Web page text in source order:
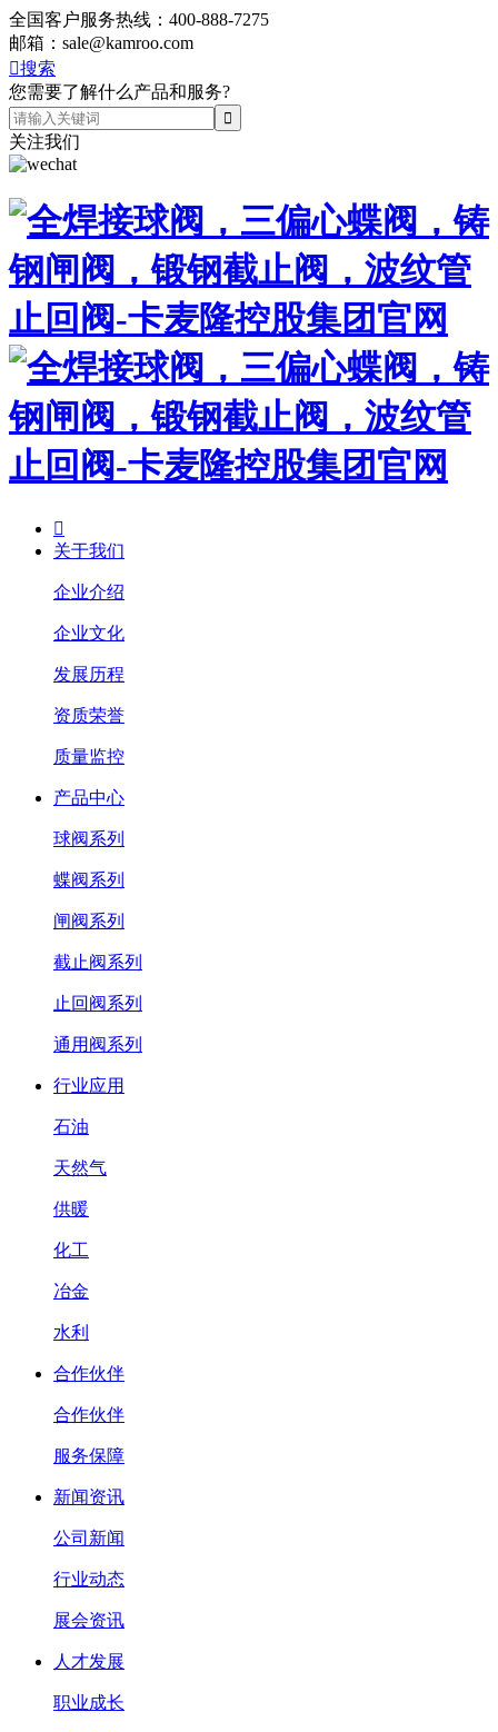
全国客户服务热线： 400-888-7275
邮箱： sale@kamroo.com
搜索
您需要了解什么产品和服务?
关注我们

关于我们
企业介绍
企业文化
发展历程
资质荣誉
质量监控
产品中心
球阀系列
蝶阀系列
闸阀系列
截止阀系列
止回阀系列
通用阀系列
行业应用
石油
天然气
供暖
化工
冶金
水利
合作伙伴
合作伙伴
服务保障
新闻资讯
公司新闻
行业动态
展会资讯
人才发展
职业成长